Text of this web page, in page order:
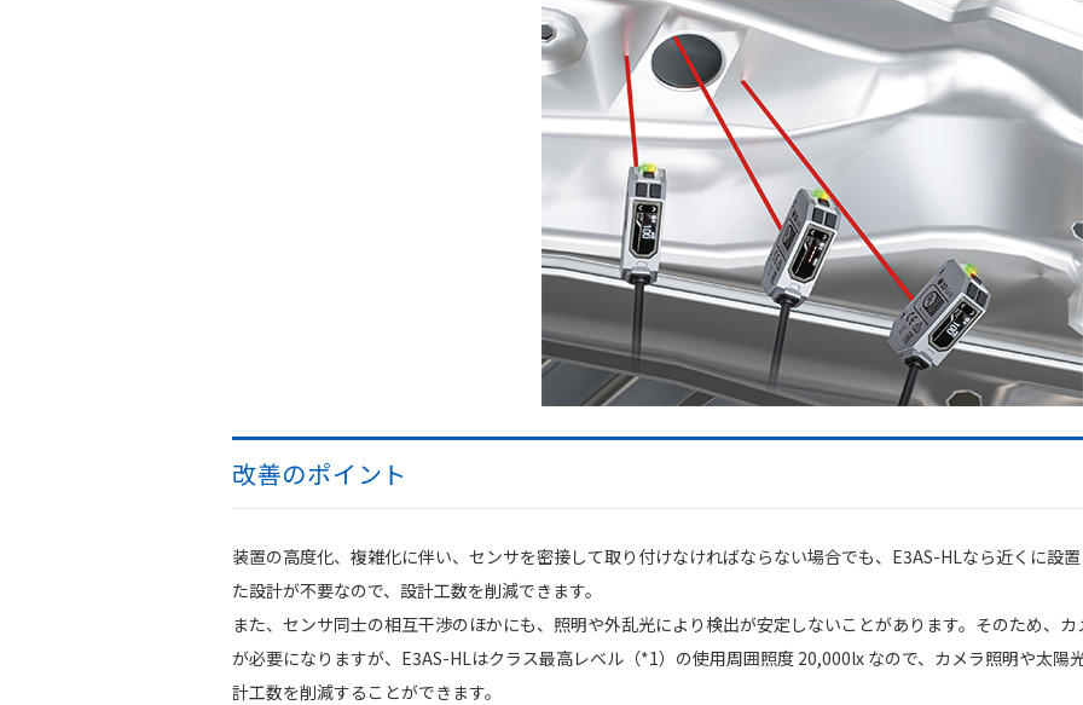
改善のポイント
装置の高度化、複雑化に伴い、センサを密接して取り付けなければならない場合でも、E3AS-HLなら近くに設
た設計が不要なので、設計工数を削減できます。
また、センサ同士の相互干渉のほかにも、照明や外乱光により検出が安定しないことがあります。そのため、
が必要になりますが、E3AS-HLはクラス最高レベル（*1）の使用周囲照度 20,000lx なので、カメラ照明や太陽
計工数を削減することができます。